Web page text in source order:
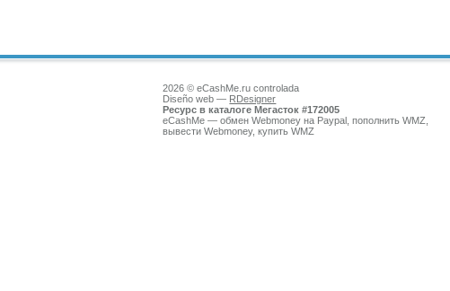
2026 © eCashMe.ru controlada
Diseño web — RDesigner
Ресурс в каталоге Мегасток #172005
eCashMe — обмен Webmoney на Paypal, пополнить WMZ,
вывести Webmoney, купить WMZ